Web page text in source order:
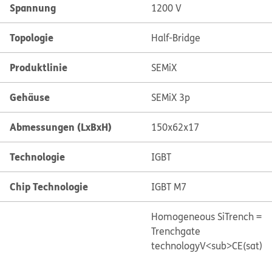
Spannung 1200 V
Topologie Half-Bridge
Produktlinie SEMiX
Gehäuse SEMiX 3p
Abmessungen (LxBxH) 150x62x17
Technologie IGBT
Chip Technologie IGBT M7
Homogeneous SiTrench =
Trenchgate
technologyV<sub>CE(sat)